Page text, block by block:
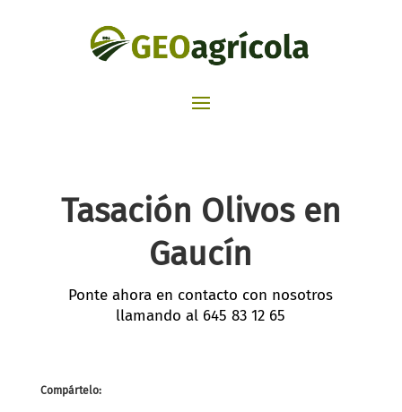
Tasación Olivos en
Gaucín
Ponte ahora en contacto con nosotros
llamando al 645 83 12 65
Compártelo: